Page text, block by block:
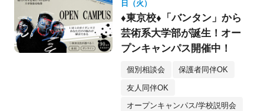
日（火）
♦東京校♦「バンタン」から
芸術系大学部が誕生！オー
プンキャンパス開催中！
個別相談会 保護者同伴OK
友人同伴OK
オープンキャンパス/学校説明会